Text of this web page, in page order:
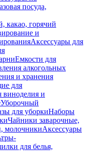
посуда,
какао, горячий
и
Аксессуары для
Емкости для
алкогольных
и хранения
для
виноделия и
Уборочный
для уборкиНаборы
Чайники заварочные,
молочникиАксессуары
для белья,